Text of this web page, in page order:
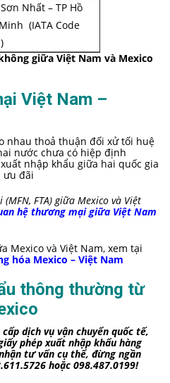
Nhất – TP Hồ
(IATA Code
giữa Việt Nam và Mexico
Việt Nam –
nhau thoả thuận đối xử tối huệ
nước chưa có hiệp định
nhập khẩu giữa hai quốc gia
ưu đãi
FTA) giữa Mexico và Việt
hệ thương mại giữa Việt Nam
Mexico và Việt Nam, xem tại
hóa Mexico – Việt Nam
thông thường từ
dịch vụ vận chuyển quốc tế,
phép xuất nhập khẩu hàng
tư vấn cụ thể, đừng ngần
hoặc 098.487.0199!